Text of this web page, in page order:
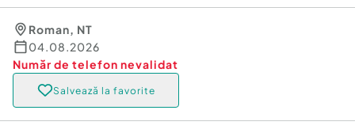
Roman, NT
04.08.2026
Număr de telefon nevalidat
Salvează la favorite